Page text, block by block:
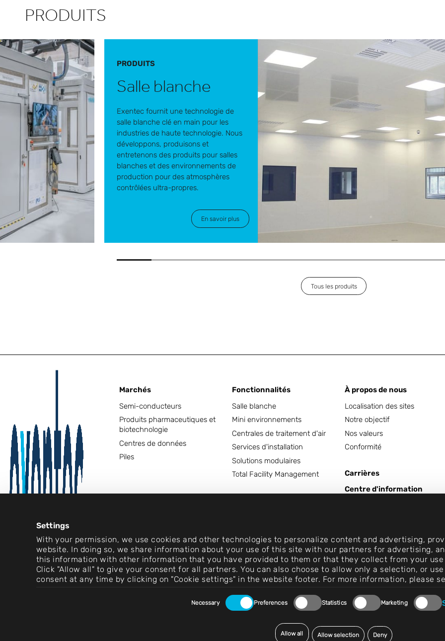
Settings
With your permission, we use cookies and other technologies to personalize content and advertising,
website. In doing so, we share information about your use of this site with our partners for advertising,
this information with other information that you have provided to them or that they collect from your
Click "Allow all" to give your consent for all partners. You can also choose to allow only a selection, or
consent at any time by clicking on "Cookie settings" in the website footer. For more information, please
Selection
Necessary Preferences Statistics Marketing
Allow all Allow selection Deny
PRODUITS
PRODUITS
Salle blanche
Exentec fournit une technologie de
salle blanche clé en main pour les
industries de haute technologie. Nous
développons, produisons et
entretenons des produits pour salles
blanches et des environnements de
production pour des atmosphères
contrôlées ultra-propres.
En savoir plus
Tous les produits
Marchés
Semi-conducteurs
Produits pharmaceutiques et
biotechnologie
Centres de données
Piles
Fonctionnalités
Salle blanche
Mini environnements
Centrales de traitement d'air
Services d'installation
Solutions modulaires
Total Facility Management
À propos de nous
Localisation des sites
Notre objectif
Nos valeurs
Conformité
Carrières
Centre d'information